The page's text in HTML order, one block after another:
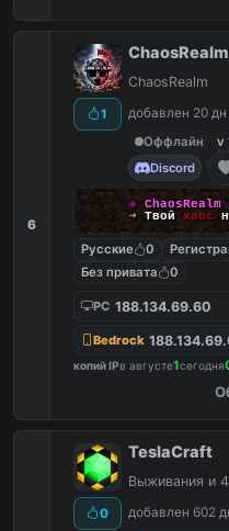
6
1
ChaosRealm
добавлен 20 дн
Оффлайн
v
Discord
◈ ChaosRealm
➜ Твой хаос
Русские 0
Без привата
0
PC 188.134.69.60
Bedrock
копий IPв августе1сегодня
0
TeslaCraft
Выживания и
добавлен 602